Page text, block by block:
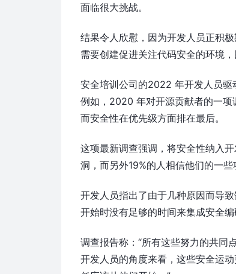
面临很大挑战。
结果令人欣慰，因为开发人员正积
需要创建促进关注代码安全的环境，
安全培训公司的2022 年开发人员驱
例如，2020 年对开源贡献者的一项
而安全性在优先级方面排在最后。
这项最新调查强调，将安全性纳入
洞，而另外19%的人相信他们的一些
开发人员指出了由于几种原因而导
开始时没有足够的时间来集成安全
调查报告称：“所有这些努力的共同
开发人员的角度来看，这些安全运